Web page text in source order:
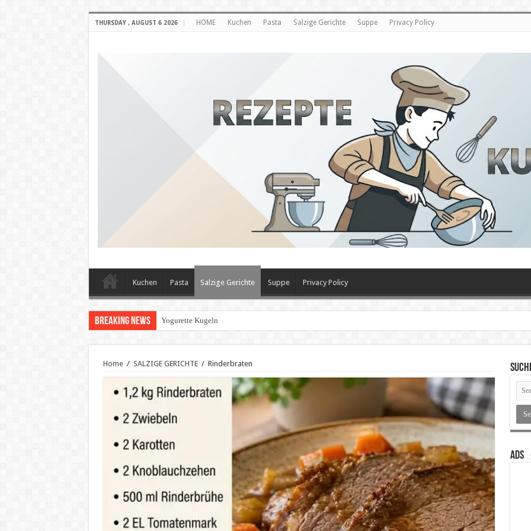
THURSDAY , AUGUST 6 2026 HOME Kuchen Pasta Salzige Gerichte Suppe Privacy Policy
Kuchen Pasta Salzige Gerichte Suppe Privacy Policy
Breaking News Yogurette Kugeln
Home / SALZIGE GERICHTE / Rinderbraten
ADS